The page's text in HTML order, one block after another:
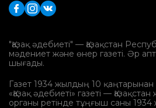
"Қазақ әдебиеті" — Қазақстан
мәдениет және өнер газеті. Әр
шығады.
Газет 1934 жылдың 10
«Қазақ әдебиеті» газеті —
органы ретінде тұңғыш саны